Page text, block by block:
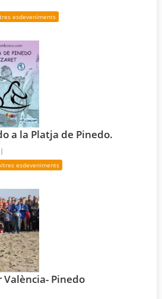
esdeveniments
a la Platja de Pinedo.
esdeveniments
Pinedo